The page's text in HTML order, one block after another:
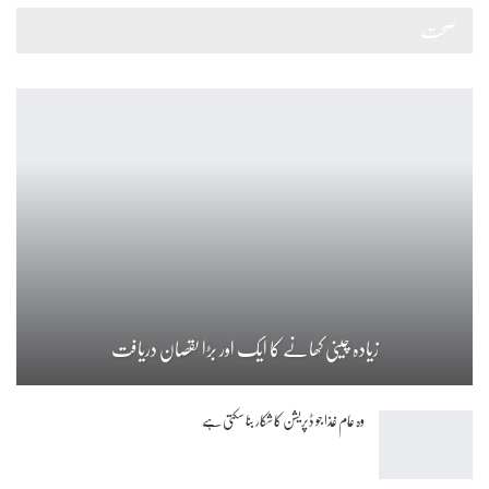
زیادہ چینی کھانے کا ایک اور بڑا نقصان دریافت
وہ عام غذا جو ڈپریشن کا شکار بنا سکتی ہے